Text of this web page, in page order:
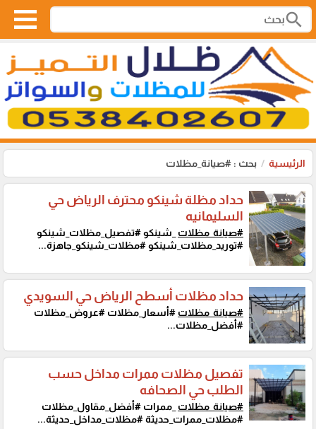
search
الرئيسية بحث : #صيانة_مظلات
حداد مظلة شينكو محترف الرياض حي
السليمانيه
#صيانة_مظلات _شينكو #تفصيل_مظلات_شينكو
#توريد_مظلات_شينكو #مظلات_شينكو_جاهزة...
حداد مظلات أسطح الرياض حي السويدي
#صيانة_مظلات #أسعار_مظلات #عروض_مظلات
#أفضل_مظلات...
تفصيل مظلات ممرات مداخل حسب
الطلب حي الصحافه
#صيانة_مظلات _ممرات #أفضل_مقاول_مظلات
#مظلات_ممرات_حديثة #مظلات_مداخل_حديثة...